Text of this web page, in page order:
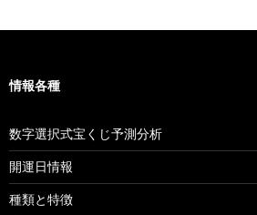
情報各種
数字選択式宝くじ予測分析
開運日情報
種類と特徴